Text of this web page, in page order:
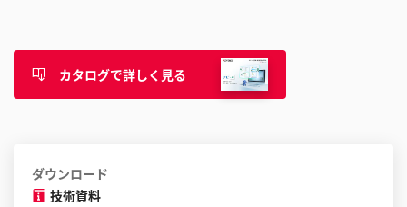
カタログで詳しく見る
ダウンロード
技術資料